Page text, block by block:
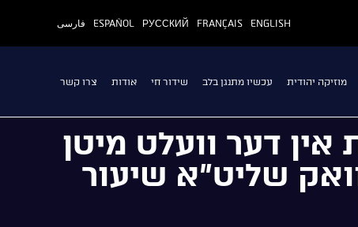
ENGLISH
FRANÇAIS
РУССКИЙ
ESPAÑOL فارسی
מוזיקה יהודית עכשיו מתנגן בלב שידור חי אודות צרו קשר
דער וועלט מיטן
שליט”א שיעור